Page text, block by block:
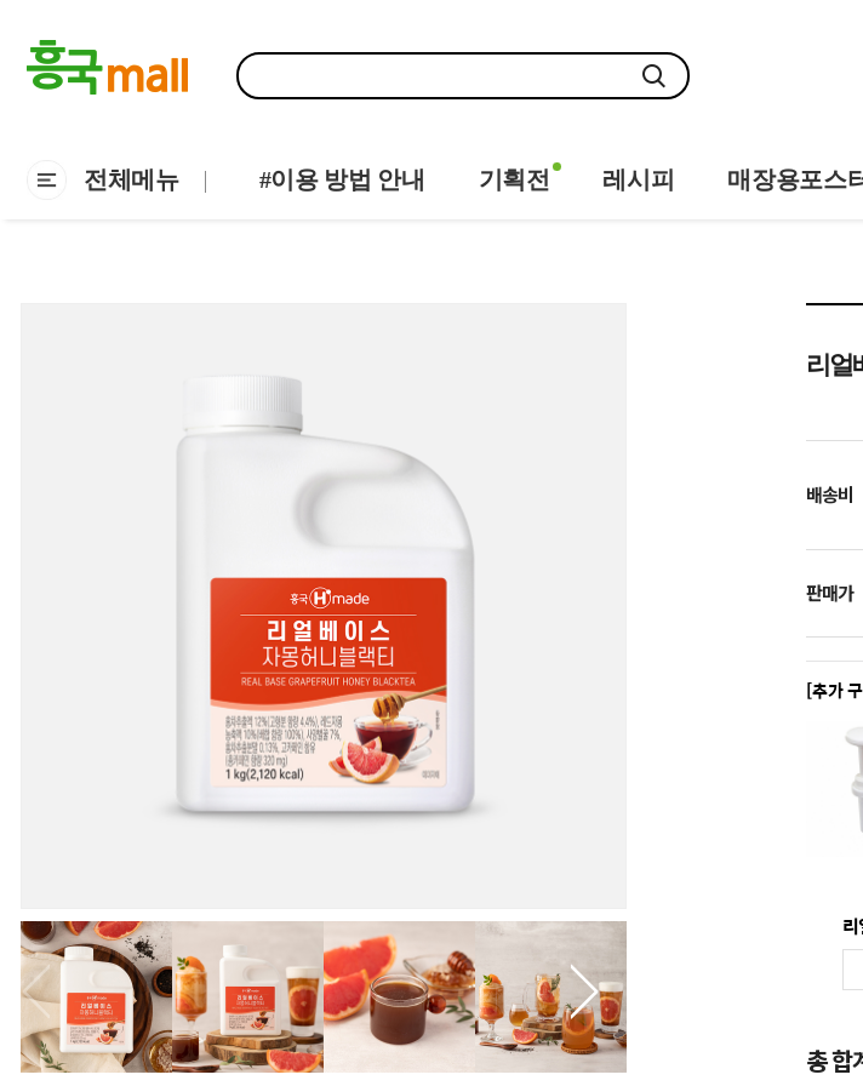
전체메뉴 #이용 방법 안내 기획전 레시피 매장용포스
리얼
배송비
판매가
[추가
총 합